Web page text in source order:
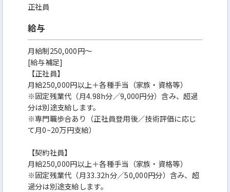
正社員
給与
月給制250,000円～
[給与補足]
【正社員】
月給250,000円以上＋各種手当（家族・資格等）
※固定残業代（月4.98h分／9,000円分）含み、超過
分は別途支給します。
※専門職歩合あり（正社員登用後／技術評価に応じ
て月0~20万円支給）
【契約社員】
月給250,000円以上＋各種手当（家族・資格等）
※固定残業代（月33.32h分／50,000円分）含み、超
過分は別途支給します。